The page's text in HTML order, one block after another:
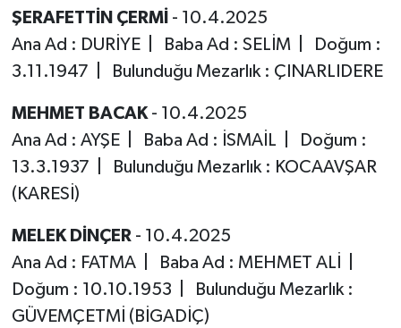
ŞERAFETTİN ÇERMİ - 10.4.2025
Ana Ad : DURİYE | Baba Ad : SELİM | Doğum :
3.11.1947 | Bulunduğu Mezarlık : ÇINARLIDERE
MEHMET BACAK - 10.4.2025
Ana Ad : AYŞE | Baba Ad : İSMAİL | Doğum :
13.3.1937 | Bulunduğu Mezarlık : KOCAAVŞAR
(KARESİ)
MELEK DİNÇER - 10.4.2025
Ana Ad : FATMA | Baba Ad : MEHMET ALİ |
Doğum : 10.10.1953 | Bulunduğu Mezarlık :
GÜVEMÇETMİ (BİGADİÇ)